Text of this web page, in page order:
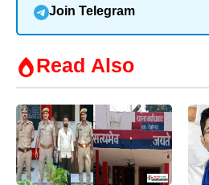
Join Telegram
Read Also